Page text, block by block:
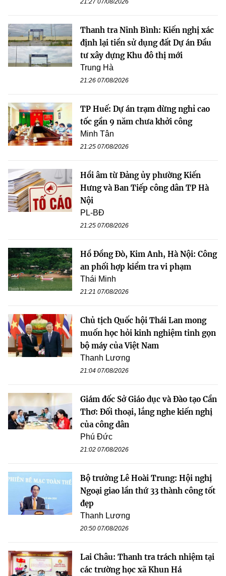
21:27 07/08/2026
Thanh tra Ninh Bình: Kiến nghị xác
định lại tiền sử dụng đất Dự án Đầu
tư xây dựng Khu đô thị mới
Trung Hà
21:26 07/08/2026
TP Huế: Dự án trạm dừng nghỉ cao
tốc gần 9 năm chưa khởi công
Minh Tân
21:25 07/08/2026
Hồi âm từ Đảng ủy phường Kiến
Hưng và Ban Tiếp công dân TP Hà
Nội
PL-BĐ
21:25 07/08/2026
Hồ Đồng Đò, Kim Anh, Hà Nội: Công
an phối hợp kiểm tra vi phạm
Thái Minh
21:21 07/08/2026
Chủ tịch Quốc hội Thái Lan mong
muốn học hỏi kinh nghiệm tinh gọn
bộ máy của Việt Nam
Thanh Lương
21:04 07/08/2026
Giám đốc Sở Giáo dục và Đào tạo Cần
Thơ: Đối thoại, lắng nghe kiến nghị
của công dân
Phú Đức
21:02 07/08/2026
Bộ trưởng Lê Hoài Trung: Hội nghị
Ngoại giao lần thứ 33 thành công tốt
đẹp
Thanh Lương
20:50 07/08/2026
Lai Châu: Thanh tra trách nhiệm tại
các trường học xã Khun Há